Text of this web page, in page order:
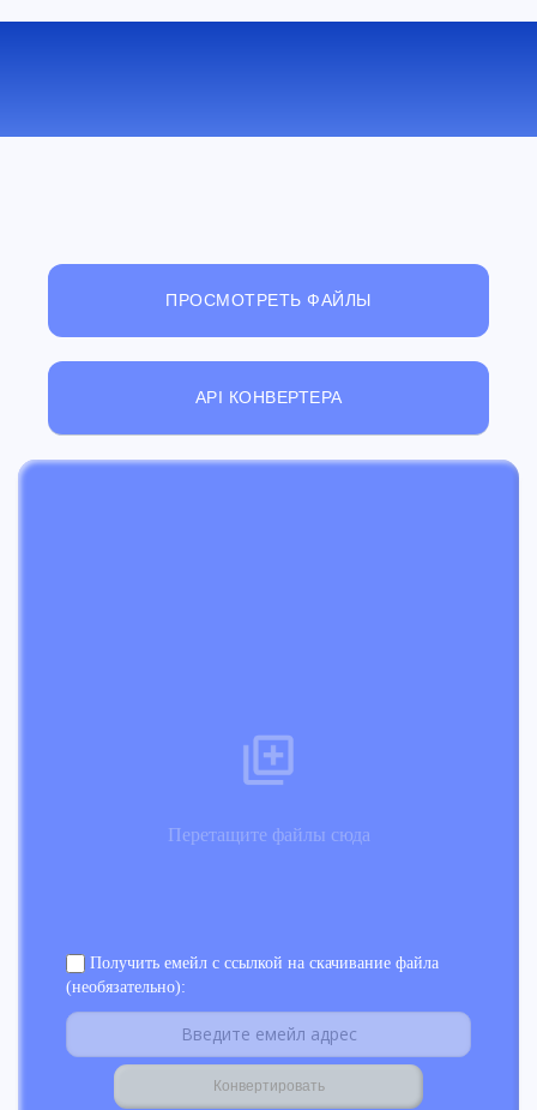
ПРОСМОТРЕТЬ ФАЙЛЫ
API КОНВЕРТЕРА
Перетащите файлы сюда
Получить емейл с ссылкой на скачивание файла
(необязательно):